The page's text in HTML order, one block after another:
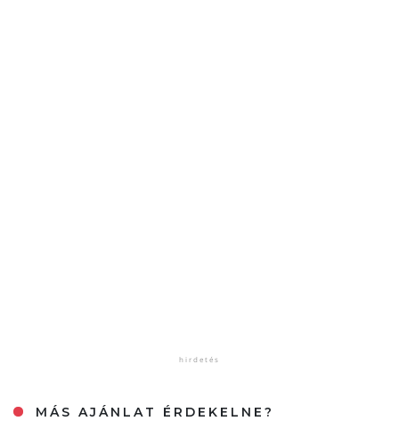
MÁS AJÁNLAT ÉRDEKELNE?